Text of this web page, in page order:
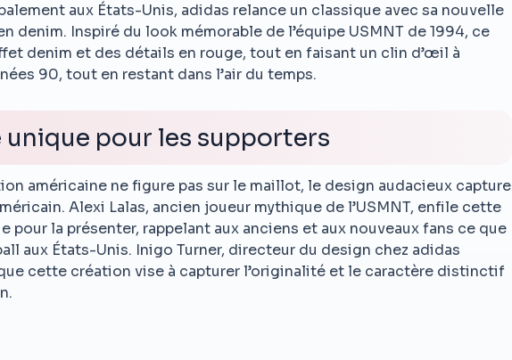
aux États-Unis, adidas relance un classique avec sa nouvelle
denim. Inspiré du look mémorable de l’équipe USMNT de 1994, ce
denim et des détails en rouge, tout en faisant un clin d’œil à
90, tout en restant dans l’air du temps.
unique pour les supporters
américaine ne figure pas sur le maillot, le design audacieux capture
Alexi Lalas, ancien joueur mythique de l’USMNT, enfile cette
pour la présenter, rappelant aux anciens et aux nouveaux fans ce que
aux États-Unis. Inigo Turner, directeur du design chez adidas
cette création vise à capturer l’originalité et le caractère distinctif